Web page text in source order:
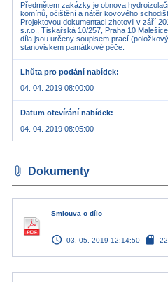
Předmětem zakázky je obnova
komínů, očištění a nátěr kovového
Projektovou dokumentaci zhotovil v září
s.r.o., Tiskařská 10/257, Praha 10
díla jsou určeny soupisem prací
stanoviskem památkové péče.
Lhůta pro podání nabídek
04. 04. 2019 08:00:00
Datum otevírání nabídek
04. 04. 2019 08:05:00
attach_file Dokumenty
Smlouva o dílo
access_time 03. 05. 2019 12:14:50 sd_card